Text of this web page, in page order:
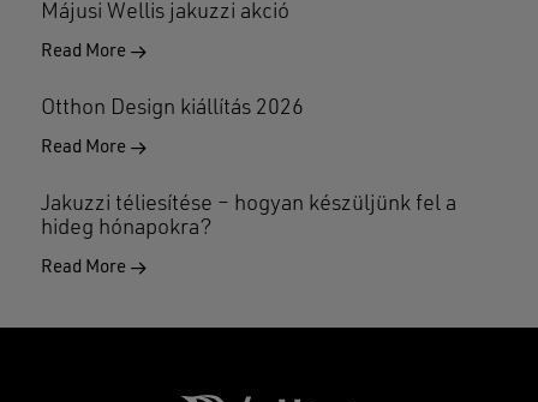
Májusi Wellis jakuzzi akció
Read More
Otthon Design kiállítás 2026
Read More
Jakuzzi téliesítése – hogyan készüljünk fel a
hideg hónapokra?
Read More